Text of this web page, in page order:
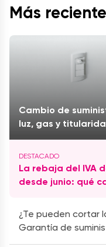
Más
Cambio de
luz, gas y
La rebaja del IVA
desde junio: qué
¿Te pueden cortar
Garantía de